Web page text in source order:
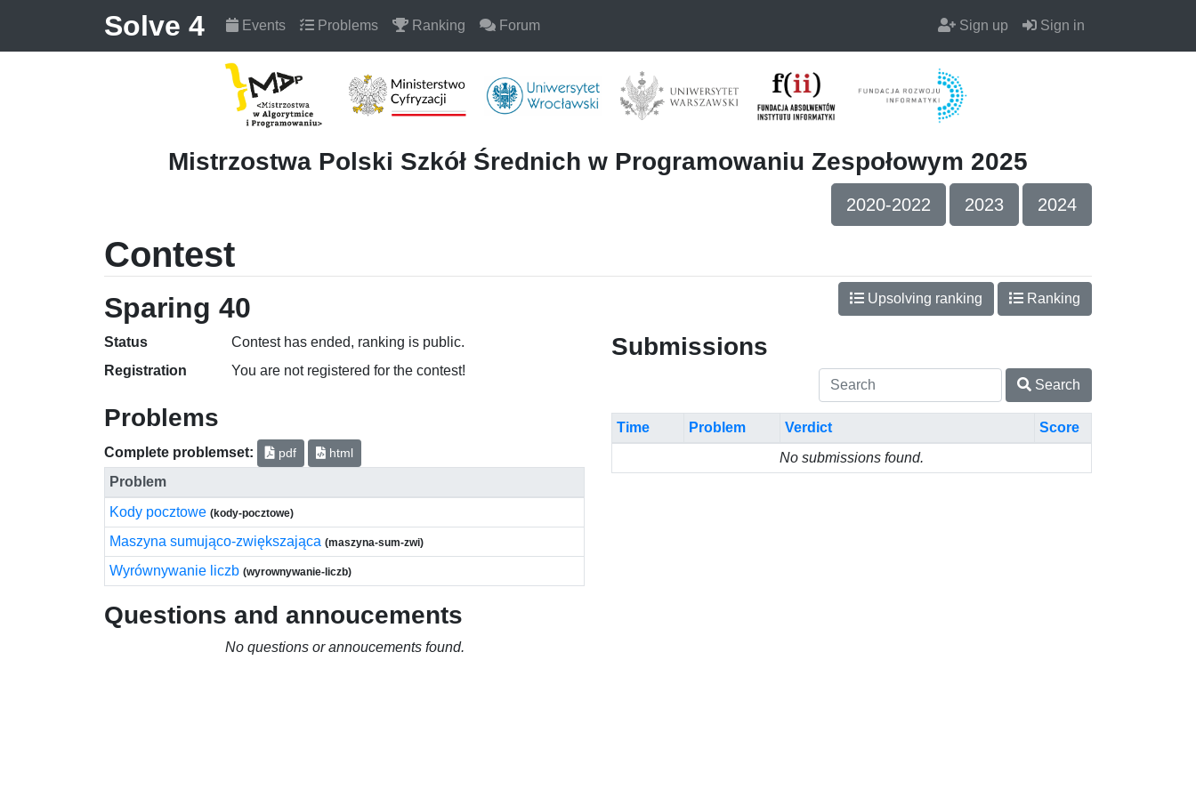
Solve 4 Events Problems Ranking Forum Sign up Sign in
Mistrzostwa Polski Szkół Średnich w Programowaniu Zespołowym 2025
2020-2022 2023 2024
Contest
Sparing 40 Upsolving ranking Ranking
Status
Contest has ended, ranking is public.
Registration
You are not registered for the contest!
Problems
Complete problemset: pdf html
Problem
Kody pocztowe (kody-pocztowe)
Maszyna sumująco-zwiększająca (maszyna-sum-zwi)
Wyrównywanie liczb (wyrownywanie-liczb)
Questions and annoucements
No questions or annoucements found.
Submissions
Search
Time Problem Verdict
Score
No submissions found.